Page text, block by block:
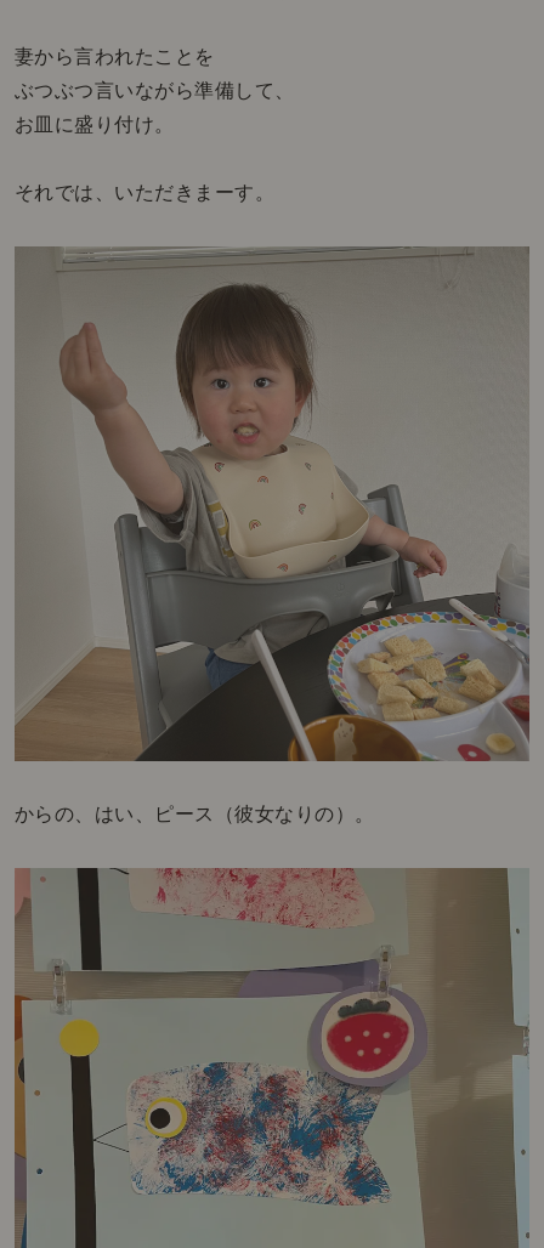
妻から言われたことを
ぶつぶつ言いながら準備して、
お皿に盛り付け。
それでは、いただきまーす。
からの、はい、ピース（彼女なりの）。